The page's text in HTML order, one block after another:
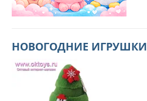
НОВОГОДНИЕ ИГРУШКИ